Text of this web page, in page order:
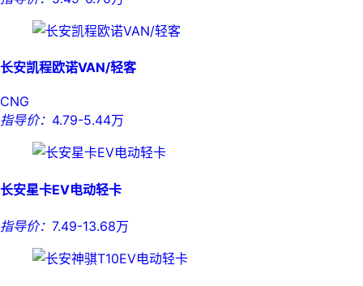
长安凯程欧诺VAN/轻客
CNG
指导价： 4.79-5.44万
长安星卡EV电动轻卡
指导价： 7.49-13.68万